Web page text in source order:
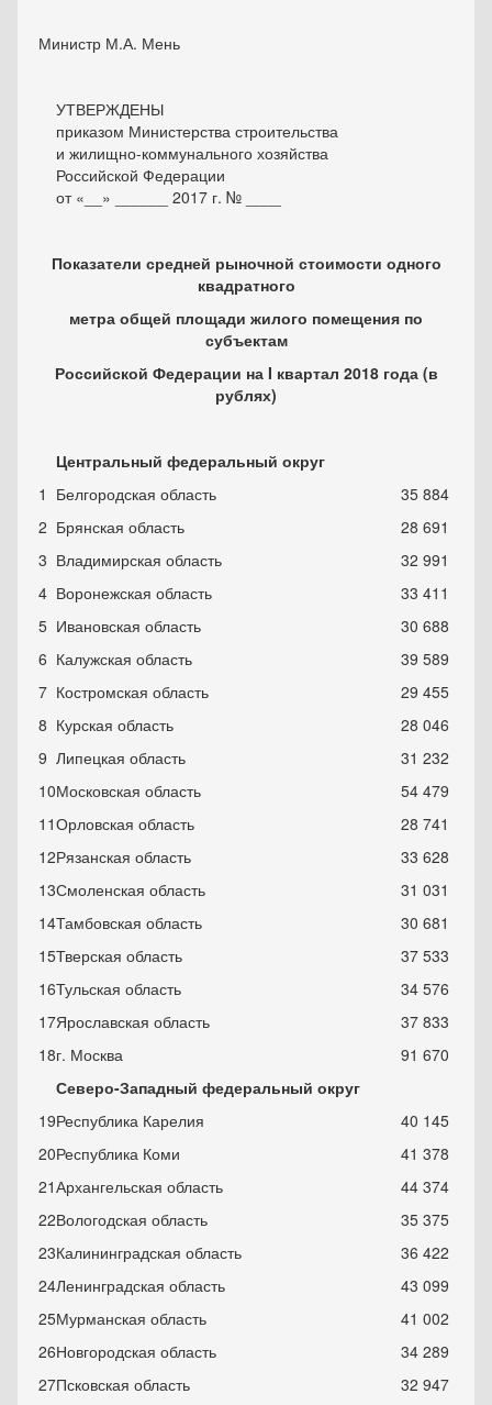
Министр М.А. Мень
УТВЕРЖДЕНЫ
приказом Министерства строительства
и жилищно-коммунального хозяйства
Российской Федерации
от «__» ______ 2017 г. № ____
Показатели средней рыночной стоимости одного
квадратного
метра общей площади жилого помещения по
субъектам
Российской Федерации на I квартал 2018 года(в
рублях)
Центральный федеральный округ
1 Белгородская область
35 884
2 Брянская область
28 691
3 Владимирская область
32 991
4 Воронежская область
33 411
5 Ивановская область
30 688
6 Калужская область
39 589
7 Костромская область
29 455
8 Курская область
28 046
9 Липецкая область
31 232
10Московская область
54 479
11Орловская область
28 741
12Рязанская область
33 628
13Смоленская область
31 031
14Тамбовская область
30 681
15Тверская область
37 533
16Тульская область
34 576
17Ярославская область
37 833
18г. Москва
91 670
Северо-Западный федеральный округ
19Республика Карелия
40 145
20Республика Коми
41 378
21Архангельская область
44 374
22Вологодская область
35 375
23Калининградская область
36 422
24Ленинградская область
43 099
25Мурманская область
41 002
26Новгородская область
34 289
27Псковская область
32 947